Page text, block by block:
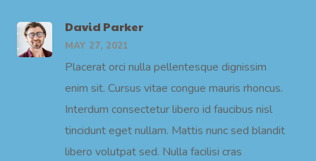
David Parker
MAY 27, 2021
Placerat orci nulla pellentesque dignissim
enim sit. Cursus vitae congue mauris rhoncus.
Interdum consectetur libero id faucibus nisl
tincidunt eget nullam. Mattis nunc sed blandit
libero volutpat sed. Nulla facilisi cras